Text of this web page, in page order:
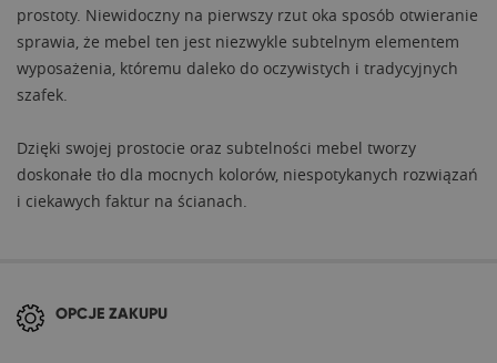
prostoty. Niewidoczny na pierwszy rzut oka sposób otwieranie
sprawia, że mebel ten jest niezwykle subtelnym elementem
wyposażenia, któremu daleko do oczywistych i tradycyjnych
szafek.
Dzięki swojej prostocie oraz subtelności mebel tworzy
doskonałe tło dla mocnych kolorów, niespotykanych rozwiązań
i ciekawych faktur na ścianach.
OPCJE ZAKUPU